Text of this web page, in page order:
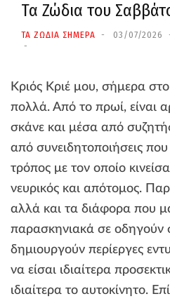
Τα Ζώδια του
ΤΑ ΖΩΔΙΑ ΣΗΜΕΡΑ 03/07/2026
Κριός Κριέ μου, σήμερα
πολλά. Από το πρωί, είναι
σκάνε και μέσα από
από συνειδητοποιήσεις
τρόπος με τον οποίο
νευρικός και απότομος.
αλλά και τα διάφορα που
παρασκηνιακά σε οδηγούν
δημιουργούν περίεργες
να είσαι ιδιαίτερα
ιδιαίτερα το αυτοκίνητο.